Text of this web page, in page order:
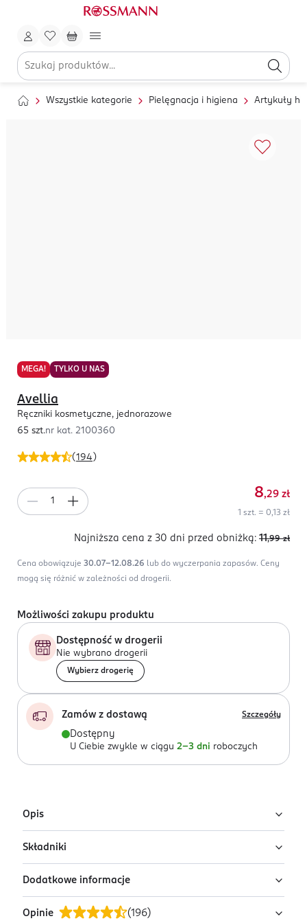
Wszystkie kategorie Pielęgnacja i higiena Artykuły
MEGA! TYLKO U NAS
(194 )
Avellia
Ręczniki kosmetyczne, jednorazowe
65 szt.nr kat. 2100360
8,29 zł
1 szt. = 0,13 zł
Najniższa cena z 30 dni przed obniżką: 11,99 zł
Cena obowiązuje 30.07-12.08.26 lub do wyczerpania zapasów. Ceny
mogą się różnić w zależności od drogerii.
Możliwości zakupu produktu
Dostępność w drogerii
Nie wybrano drogerii
Wybierz drogerię
Zamów z dostawą Szczegóły
Dostępny
U Ciebie zwykle w ciągu 2-3 dni roboczych
Opis
Ręczniki jednorazowe do twarzy Avellia, 65
sztuk
alternatywa dla ręczników materiałowych. Znacząco
Składniki
100% Włókien Wiskozowych
Dodatkowe informacje
PRZYGOTOWANIE I STOSOWANIE
Opinie (196)